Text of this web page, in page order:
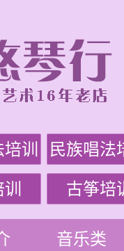
训 民族唱法
古筝培
音乐类